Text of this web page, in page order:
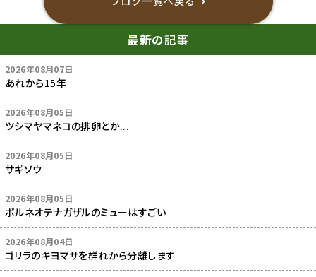
最新の記事
2026年08月07日
あれから15年
2026年08月05日
ツシマヤマネコの排卵とか...
2026年08月05日
サギソウ
2026年08月05日
ボルネオテナガザルのミューはすごい
2026年08月04日
ゴリラのキヨマサを群れから分離します